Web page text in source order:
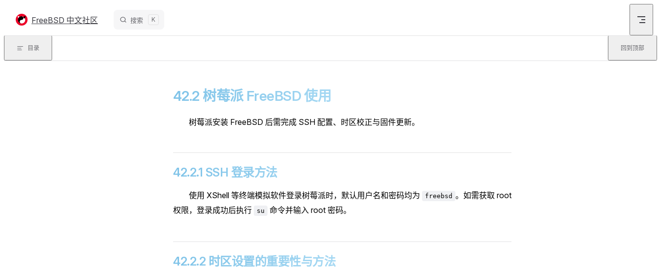
FreeBSD 中文社区 搜索 K
目录 回到顶部
42.2 树莓派 FreeBSD 使用
树莓派安装 FreeBSD 后需完成 SSH 配置、时区校正与固件更新。
42.2.1 SSH 登录方法
使用 XShell 等终端模拟软件登录树莓派时，默认用户名和密码均为 freebsd 。如需获取 root
权限，登录成功后执行
su 命令并输入 root 密码。
42.2.2 时区设置的重要性与方法